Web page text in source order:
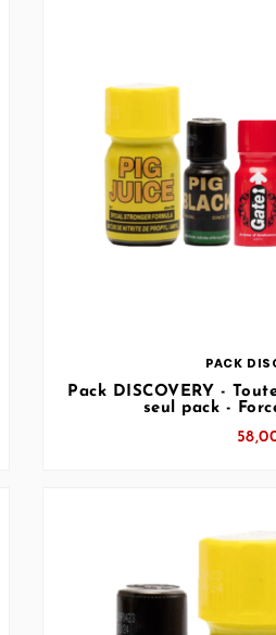
…
PACK
Pack DISCOVERY -
seul pack -